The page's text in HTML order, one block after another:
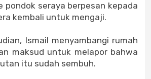
pondok seraya berpesan kepada
kembali untuk mengaji.
Ismail menyambangi rumah
maksud untuk melapor bahwa
itu sudah sembuh.